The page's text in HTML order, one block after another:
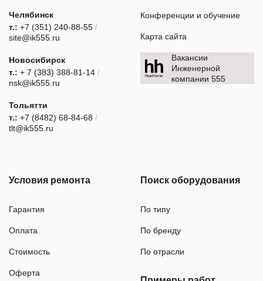
Челябинск
т.: +7 (351) 240-88-55 /
site@ik555.ru
Новосибирск
т.: + 7 (383) 388-81-14 /
nsk@ik555.ru
Тольятти
т.: +7 (8482) 68-84-68 /
tlt@ik555.ru
Конференции и обучение
Карта сайта
Вакансии
Инженерной
компании 555
Условия ремонта
Гарантия
Оплата
Стоимость
Оферта
Поиск оборудования
По типу
По бренду
По отрасли